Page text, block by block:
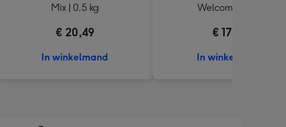
Mix | 0,5 kg
€ 20,49
In winkelmand
Welcome Baby
€ 17,99
In winkelmand